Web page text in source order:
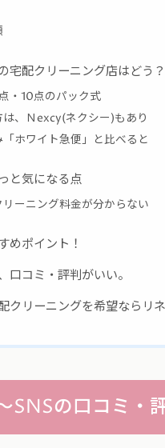
宅配クリーニング店はどう？
・10点のパック式
、Ｎexcy(ネクシー)もあり
ホワイト急便」と比べると
と気になる点
ーニング料金が分からない
めポイント！
口コミ・評判がいい。
クリーニングを希望ならリ
SNSの口コミ・